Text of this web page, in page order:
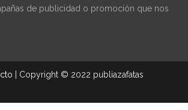
de publicidad o promoción que nos
Copyright © 2022 publiazafatas